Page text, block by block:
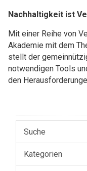
Nachhaltigkeit ist
Mit einer Reihe von
Akademie mit dem
stellt der
notwendigen Tools
den
Suche
Kategorien